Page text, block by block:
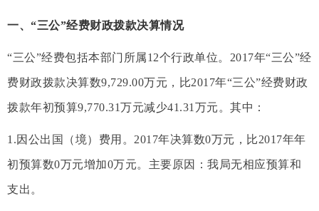
一、“三公”经费财政拨款决算情况
“三公”经费包括本部门所属12个行政单位。2017年“三公”经
费财政拨款决算数9,729.00万元，比2017年“三公”经费财政
拨款年初预算9,770.31万元减少41.31万元。其中：
1.因公出国（境）费用。2017年决算数0万元，比2017年年
初预算数0万元增加0万元。主要原因：我局无相应预算和
支出。